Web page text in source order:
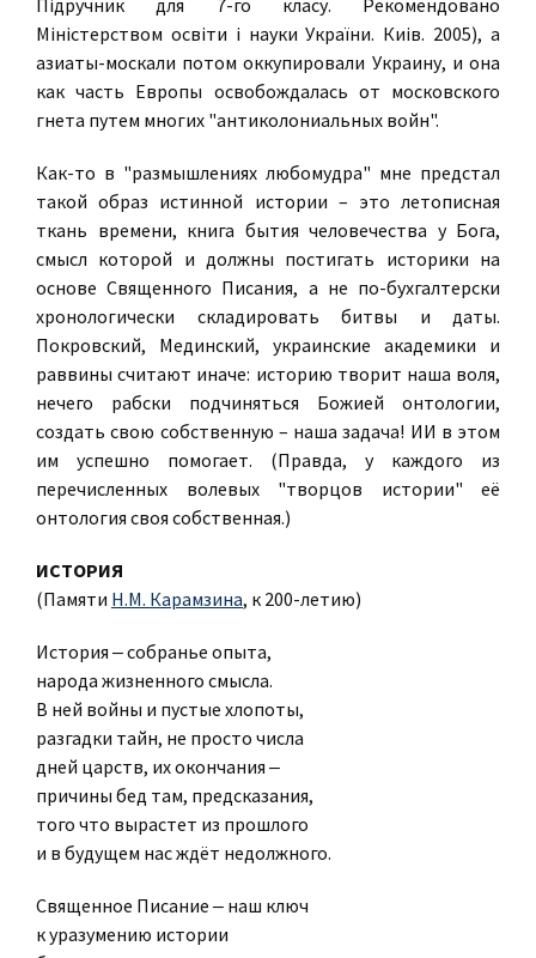
Пiдручник для 7-го класу. Рекомендовано
Міністерством освіти і науки України. Киiв. 2005), а
азиаты-москали потом оккупировали Украину, и она
как часть Европы освобождалась от московского
гнета путем многих "антиколониальных войн".
Как-то в "размышлениях любомудра" мне предстал
такой образ истинной истории – это летописная
ткань времени, книга бытия человечества у Бога,
смысл которой и должны постигать историки на
основе Священного Писания, а не по-бухгалтерски
хронологически складировать битвы и даты.
Покровский, Мединский, украинские академики и
раввины считают иначе: историю творит наша воля,
нечего рабски подчиняться Божией онтологии,
создать свою собственную – наша задача! ИИ в этом
им успешно помогает. (Правда, у каждого из
перечисленных волевых "творцов истории" её
онтология своя собственная.)
ИСТОРИЯ
(Памяти Н.М. Карамзина, к 200-летию)
История ‒ собранье опыта,
народа жизненного смысла.
В ней войны и пустые хлопоты,
разгадки тайн, не просто числа
дней царств, их окончания ‒
причины бед там, предсказания,
того что вырастет из прошлого
и в будущем нас ждёт недолжного.
Священное Писание ‒ наш ключ
к уразумению истории